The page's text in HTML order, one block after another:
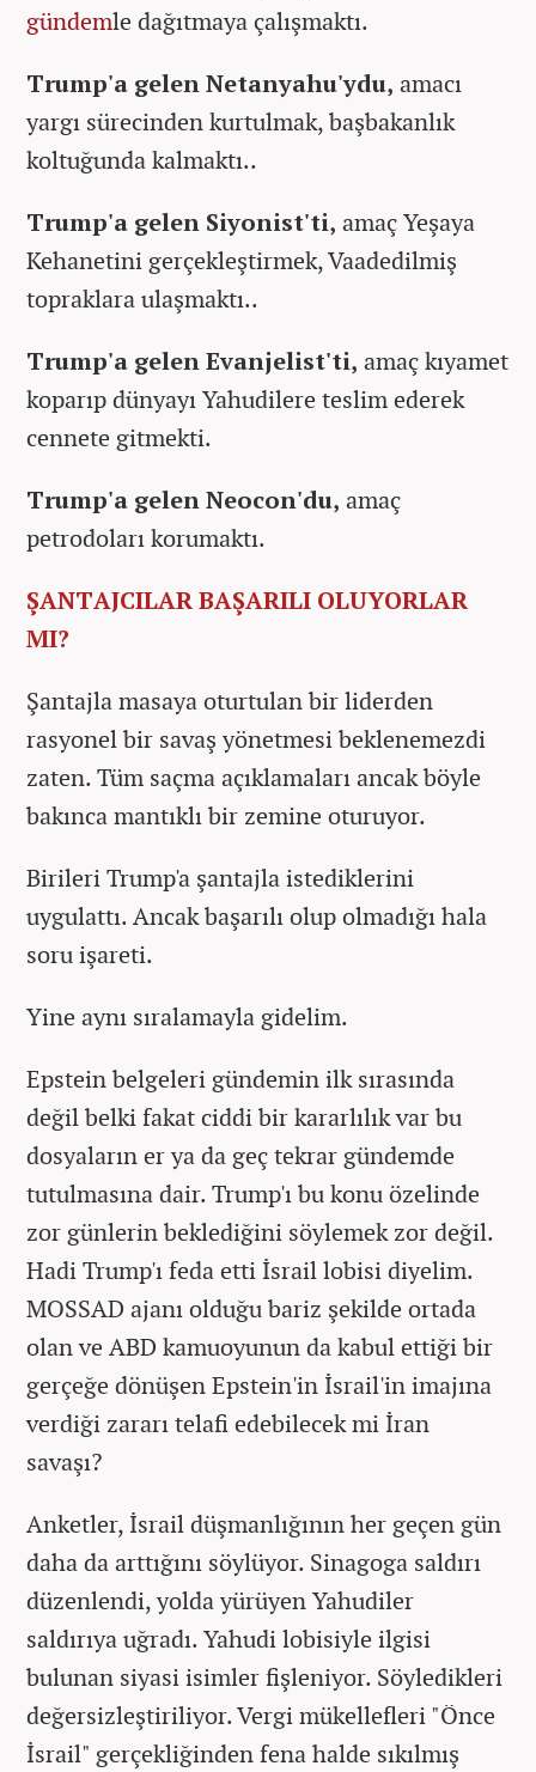
gündemle dağıtmaya çalışmaktı.
Trump'a gelen Netanyahu'ydu, amacı
yargı sürecinden kurtulmak, başbakanlık
koltuğunda kalmaktı..
Trump'a gelen Siyonist'ti, amaç Yeşaya
Kehanetini gerçekleştirmek, Vaadedilmiş
topraklara ulaşmaktı..
Trump'a gelen Evanjelist'ti, amaç kıyamet
koparıp dünyayı Yahudilere teslim ederek
cennete gitmekti.
Trump'a gelen Neocon'du, amaç
petrodoları korumaktı.
ŞANTAJCILAR BAŞARILI OLUYORLAR
MI?
Şantajla masaya oturtulan bir liderden
rasyonel bir savaş yönetmesi beklenemezdi
zaten. Tüm saçma açıklamaları ancak böyle
bakınca mantıklı bir zemine oturuyor.
Birileri Trump'a şantajla istediklerini
uygulattı. Ancak başarılı olup olmadığı hala
soru işareti.
Yine aynı sıralamayla gidelim.
Epstein belgeleri gündemin ilk sırasında
değil belki fakat ciddi bir kararlılık var bu
dosyaların er ya da geç tekrar gündemde
tutulmasına dair. Trump'ı bu konu özelinde
zor günlerin beklediğini söylemek zor değil.
Hadi Trump'ı feda etti İsrail lobisi diyelim.
MOSSAD ajanı olduğu bariz şekilde ortada
olan ve ABD kamuoyunun da kabul ettiği bir
gerçeğe dönüşen Epstein'in İsrail'in imajına
verdiği zararı telafi edebilecek mi İran
savaşı?
Anketler, İsrail düşmanlığının her geçen gün
daha da arttığını söylüyor. Sinagoga saldırı
düzenlendi, yolda yürüyen Yahudiler
saldırıya uğradı. Yahudi lobisiyle ilgisi
bulunan siyasi isimler fişleniyor. Söyledikleri
değersizleştiriliyor. Vergi mükellefleri "Önce
İsrail" gerçekliğinden fena halde sıkılmış